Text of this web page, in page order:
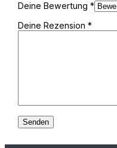
Deine Bewertung *
Deine Rezension *